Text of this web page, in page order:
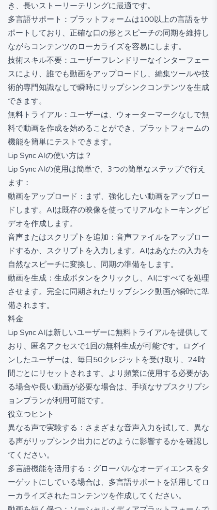
き、長いストーリーテリングに最適です。
多言語サポート：プラットフォームは100以上の言語をサ
ポートしており、正確な口の形とスピーチの同期を維持し
ながらコンテンツのローカライズを容易にします。
技術スキル不要：ユーザーフレンドリーなインターフェー
スにより、誰でも動画をアップロードし、編集ツールや技
術的専門知識なしで瞬時にリップシンクコンテンツを生成
できます。
無料トライアル：ユーザーは、ウォーターマークなしで無
料で動画を作成を始めることができ、プラットフォームの
機能を簡単にテストできます。
Lip Sync AIの使い方は？
Lip Sync AIの使用は簡単で、3つの簡単なステップで行え
ます：
動画をアップロード：まず、強化したい動画をアップロー
ドします。AIは既存の映像を使ってリアルなトーキングビ
デオを作成します。
音声またはスクリプトを追加：音声ファイルをアップロー
ドするか、スクリプトを入力します。AIはあなたの入力を
自然なスピーチに変換し、同期の準備をします。
動画を生成：生成ボタンをクリックし、AIにすべてを処理
させます。完全に同期されたリップシンク動画が瞬時に準
備されます。
料金
Lip Sync AIは新しいユーザーに無料トライアルを提供して
おり、匿名アクセスで1回の無料生成が可能です。ログイ
ンしたユーザーは、毎日50クレジットを受け取り、24時
間ごとにリセットされます。より頻繁に使用する必要があ
る場合や長い動画が必要な場合は、手頃なサブスクリプシ
ョンプランが利用可能です。
役立つヒント
異なる声で実験する：さまざまな音声入力を試して、異な
る声がリップシンク出力にどのように影響するかを確認し
てください。
多言語機能を活用する：グローバルなオーディエンスをタ
ーゲットにしている場合は、多言語サポートを活用してロ
ーカライズされたコンテンツを作成してください。